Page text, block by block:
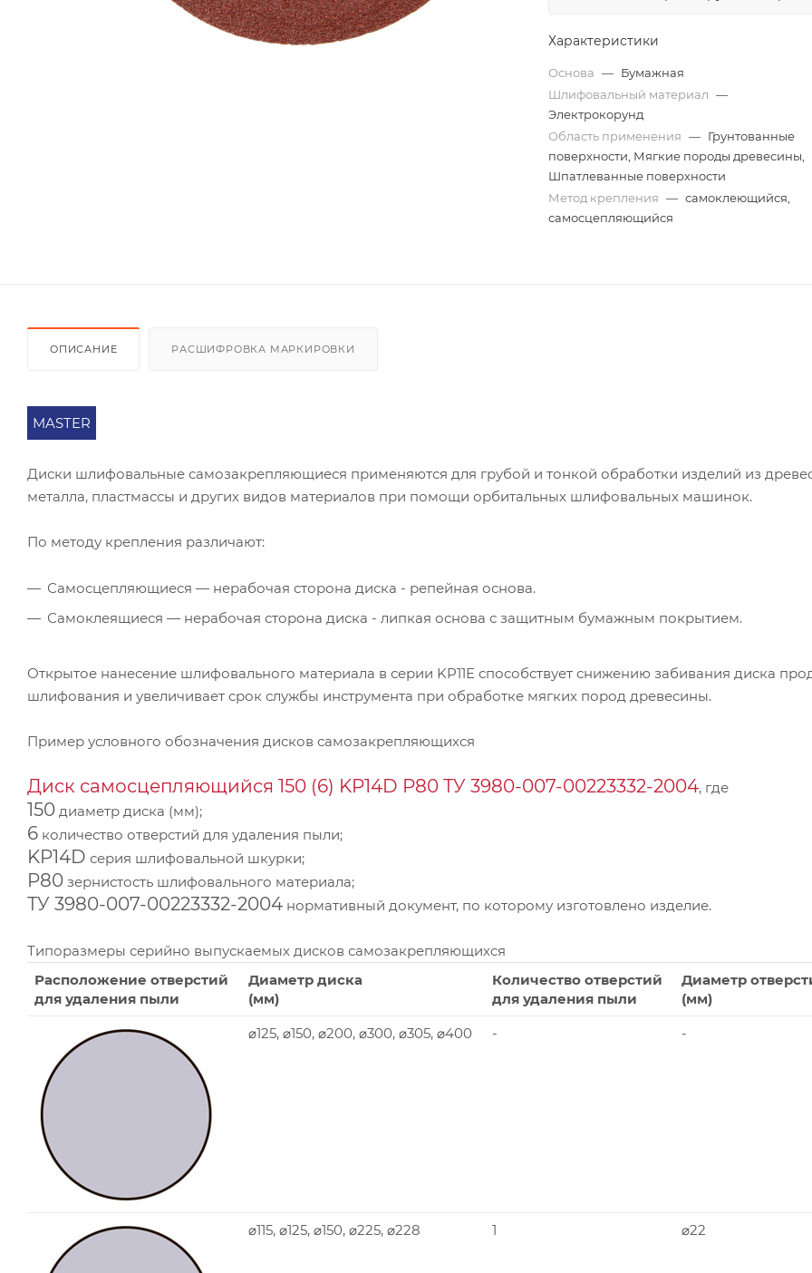
Характеристики
Основа — Бумажная
Шлифовальный материал —
Электрокорунд
Область применения — Грунтованные
поверхности, Мягкие породы древесины,
Шпатлеванные поверхности
Метод крепления — самоклеющийся,
самосцепляющийся
ОПИСАНИЕ РАСШИФРОВКА МАРКИРОВКИ
MASTER
Диски шлифовальные самозакрепляющиеся применяются для грубой и тонкой обработки изделий из
металла, пластмассы и других видов материалов при помощи орбитальных шлифовальных машинок.
По методу крепления различают:
Самосцепляющиеся — нерабочая сторона диска - репейная основа.
Самоклеящиеся — нерабочая сторона диска - липкая основа с защитным бумажным покрытием.
Открытое нанесение шлифовального материала в серии KP11E способствует снижению забивания диска
шлифования и увеличивает срок службы инструмента при обработке мягких пород древесины.
Пример условного обозначения дисков самозакрепляющихся
Диск самосцепляющийся 150 (6) KP14D Р80 ТУ 3980-007-00223332-2004, где
150 диаметр диска (мм);
6 количество отверстий для удаления пыли;
KP14D серия шлифовальной шкурки;
P80 зернистость шлифовального материала;
ТУ 3980-007-00223332-2004 нормативный документ, по которому изготовлено изделие.
Типоразмеры серийно выпускаемых дисков самозакрепляющихся
Расположение отверстий
для удаления пыли
Диаметр диска
(мм)
Количество отверстий
для удаления пыли
Диаметр
(мм)
⌀125, ⌀150, ⌀200, ⌀300, ⌀305, ⌀400
- -
⌀115, ⌀125, ⌀150, ⌀225, ⌀228 1 ⌀22